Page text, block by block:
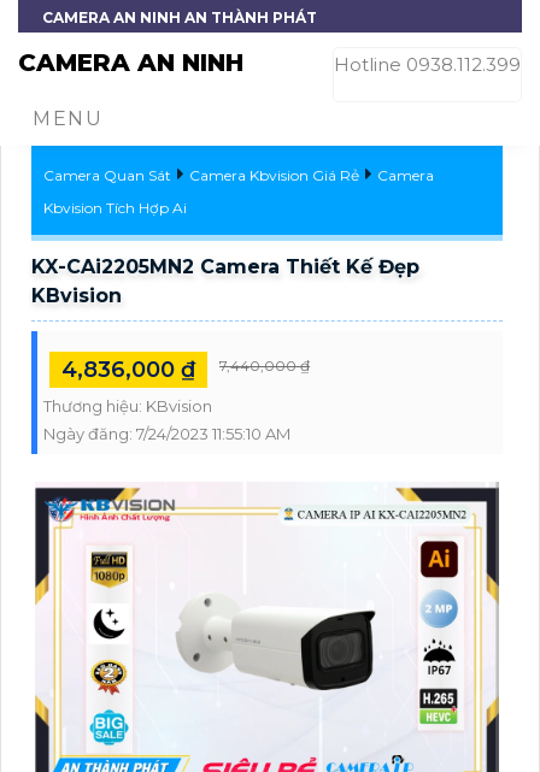
CAMERA AN NINH AN THÀNH PHÁT
CAMERA AN NINH Hotline 0938.112.399
MENU
Camera Quan Sát Camera Kbvision Giá Rẻ
Camera
Kbvision Tích Hợp Ai
KX-CAi2205MN2 Camera Thiết Kế Đẹp
KBvision
4,836,000 ₫ 7,440,000 ₫
Thương hiệu: KBvision
Ngày đăng: 7/24/2023 11:55:10 AM